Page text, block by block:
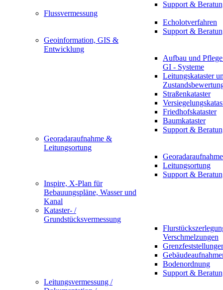
Support &
Flussvermessung
Echolotverfahren
Support &
Geoinformation, GIS &
Entwicklung
Aufbau und
GI - Systeme
Leitungskataster
Straßenkataster
Friedhofskataster
Baumkataster
Support &
Georadaraufnahme &
Leitungsortung
Georadaraufnahme
Leitungsortung
Support &
Inspire, X-Plan für
Bebauungspläne, Wasser und
Kanal
Kataster- /
Grundstücksvermessung
Verschmelzungen
Bodenordnung
Support &
Leitungsvermessung /